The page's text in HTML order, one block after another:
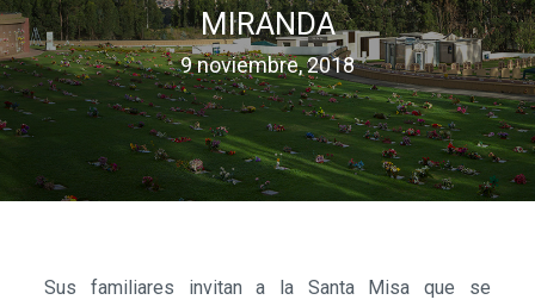
MIRANDA
9 noviembre, 2018
Sus familiares invitan a la Santa Misa que se